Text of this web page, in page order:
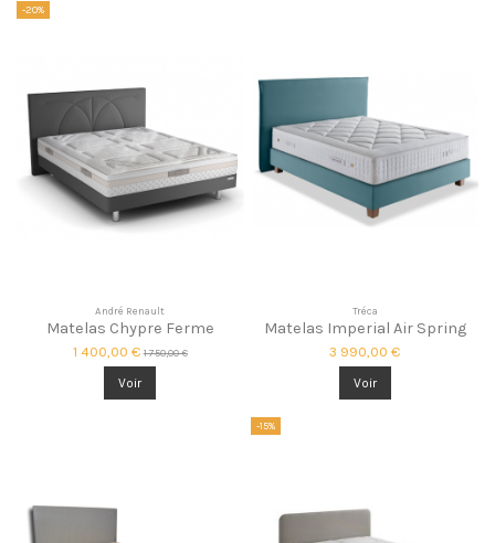
-20%
André Renault
Matelas Chypre Ferme
1 400,00 € 1 750,00 €
Voir
Tréca
Matelas Imperial Air Spring
3 990,00 €
Voir
-15%